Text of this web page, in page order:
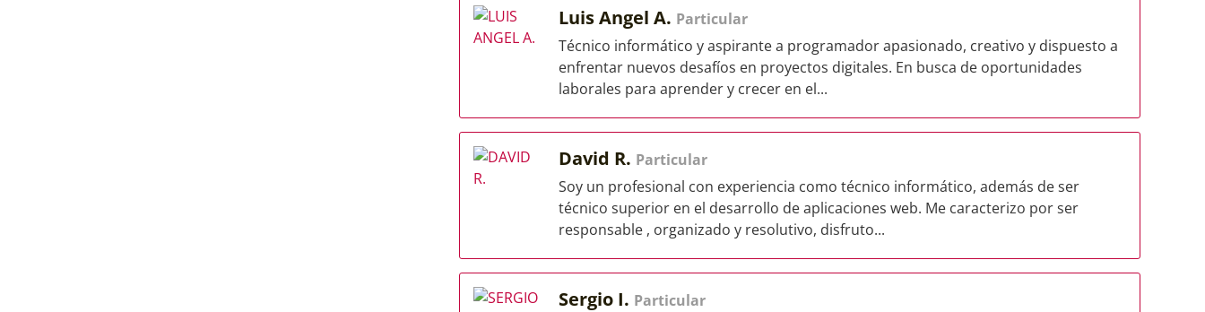
Luis Angel A. Particular
Técnico informático y aspirante a programador apasionado, creativo y dispuesto a
enfrentar nuevos desafíos en proyectos digitales. En busca de oportunidades
laborales para aprender y crecer en el...
David R. Particular
Soy un profesional con experiencia como técnico informático, además de ser
técnico superior en el desarrollo de aplicaciones web. Me caracterizo por ser
responsable , organizado y resolutivo, disfruto...
Sergio I. Particular